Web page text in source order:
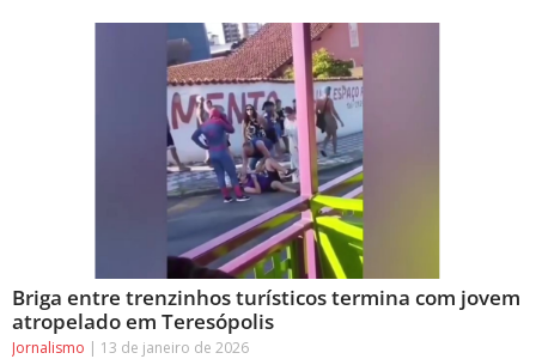
Briga entre trenzinhos turísticos termina com jovem
atropelado em Teresópolis
Jornalismo 13 de janeiro de 2026